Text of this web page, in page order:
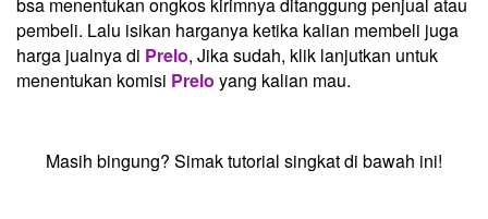
bsa menentukan ongkos kirimnya ditanggung penjual atau
pembeli. Lalu isikan harganya ketika kalian membeli juga
harga jualnya di Prelo, Jika sudah, klik lanjutkan untuk
menentukan komisi Prelo yang kalian mau.
Masih bingung? Simak tutorial singkat di bawah ini!